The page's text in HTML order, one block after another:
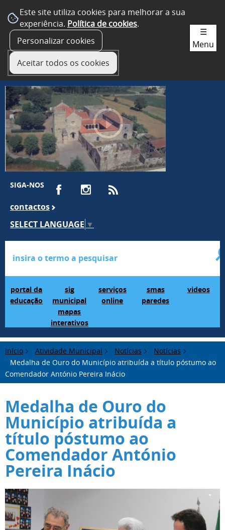
Este site utiliza cookies para melhorar a sua
experiência. Política de cookies.
Personalizar cookies
Aceitar todos os cookies
SIGA-NOS
contactos
SELECT LANGUAGE ▼
portal da
educação
sig
municipal
mapas
interativos
serviços
online
smas
paredes
videos
☰
Menu
Início Atividade Municipal Notícias
Notícias
Medalha de Ouro do Município atribuída a título póstumo ao
Comendador António Pereira Inácio
Medalha de Ouro do
Município atribuída a
título póstumo ao
Comendador António
Pereira Inácio